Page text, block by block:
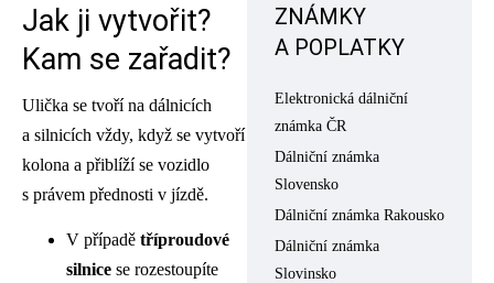
Jak ji vytvořit?
Kam se zařadit?
Ulička se tvoří na dálnicích
a silnicích vždy, když se vytvoří
kolona a přiblíží se vozidlo
s právem přednosti v jízdě.
V případě tříproudové
silnice se rozestoupíte
ZNÁMKY
A POPLATKY
Elektronická dálniční
známka ČR
Dálniční známka
Slovensko
Dálniční známka Rakousko
Dálniční známka
Slovinsko